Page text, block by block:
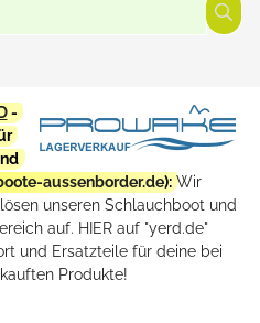
-
aussenborder.de): Wir
unseren Schlauchboot und
auf. HIER auf "yerd.de"
und Ersatzteile für deine bei
Produkte!